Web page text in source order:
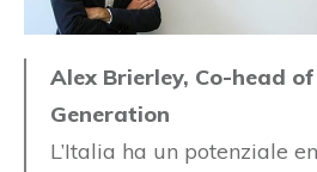
Alex Brierley, Co-head
Generation
L’Italia ha un potenziale